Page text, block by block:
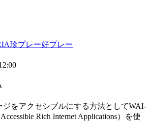
珍プレー好プレー
ジをアクセシブルにする方法としてWAI-
Rich Internet Applications）を使